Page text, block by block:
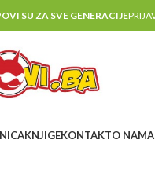
SU ZA SVE GENERACIJE
KNJIGEKONTAKTO NAMA